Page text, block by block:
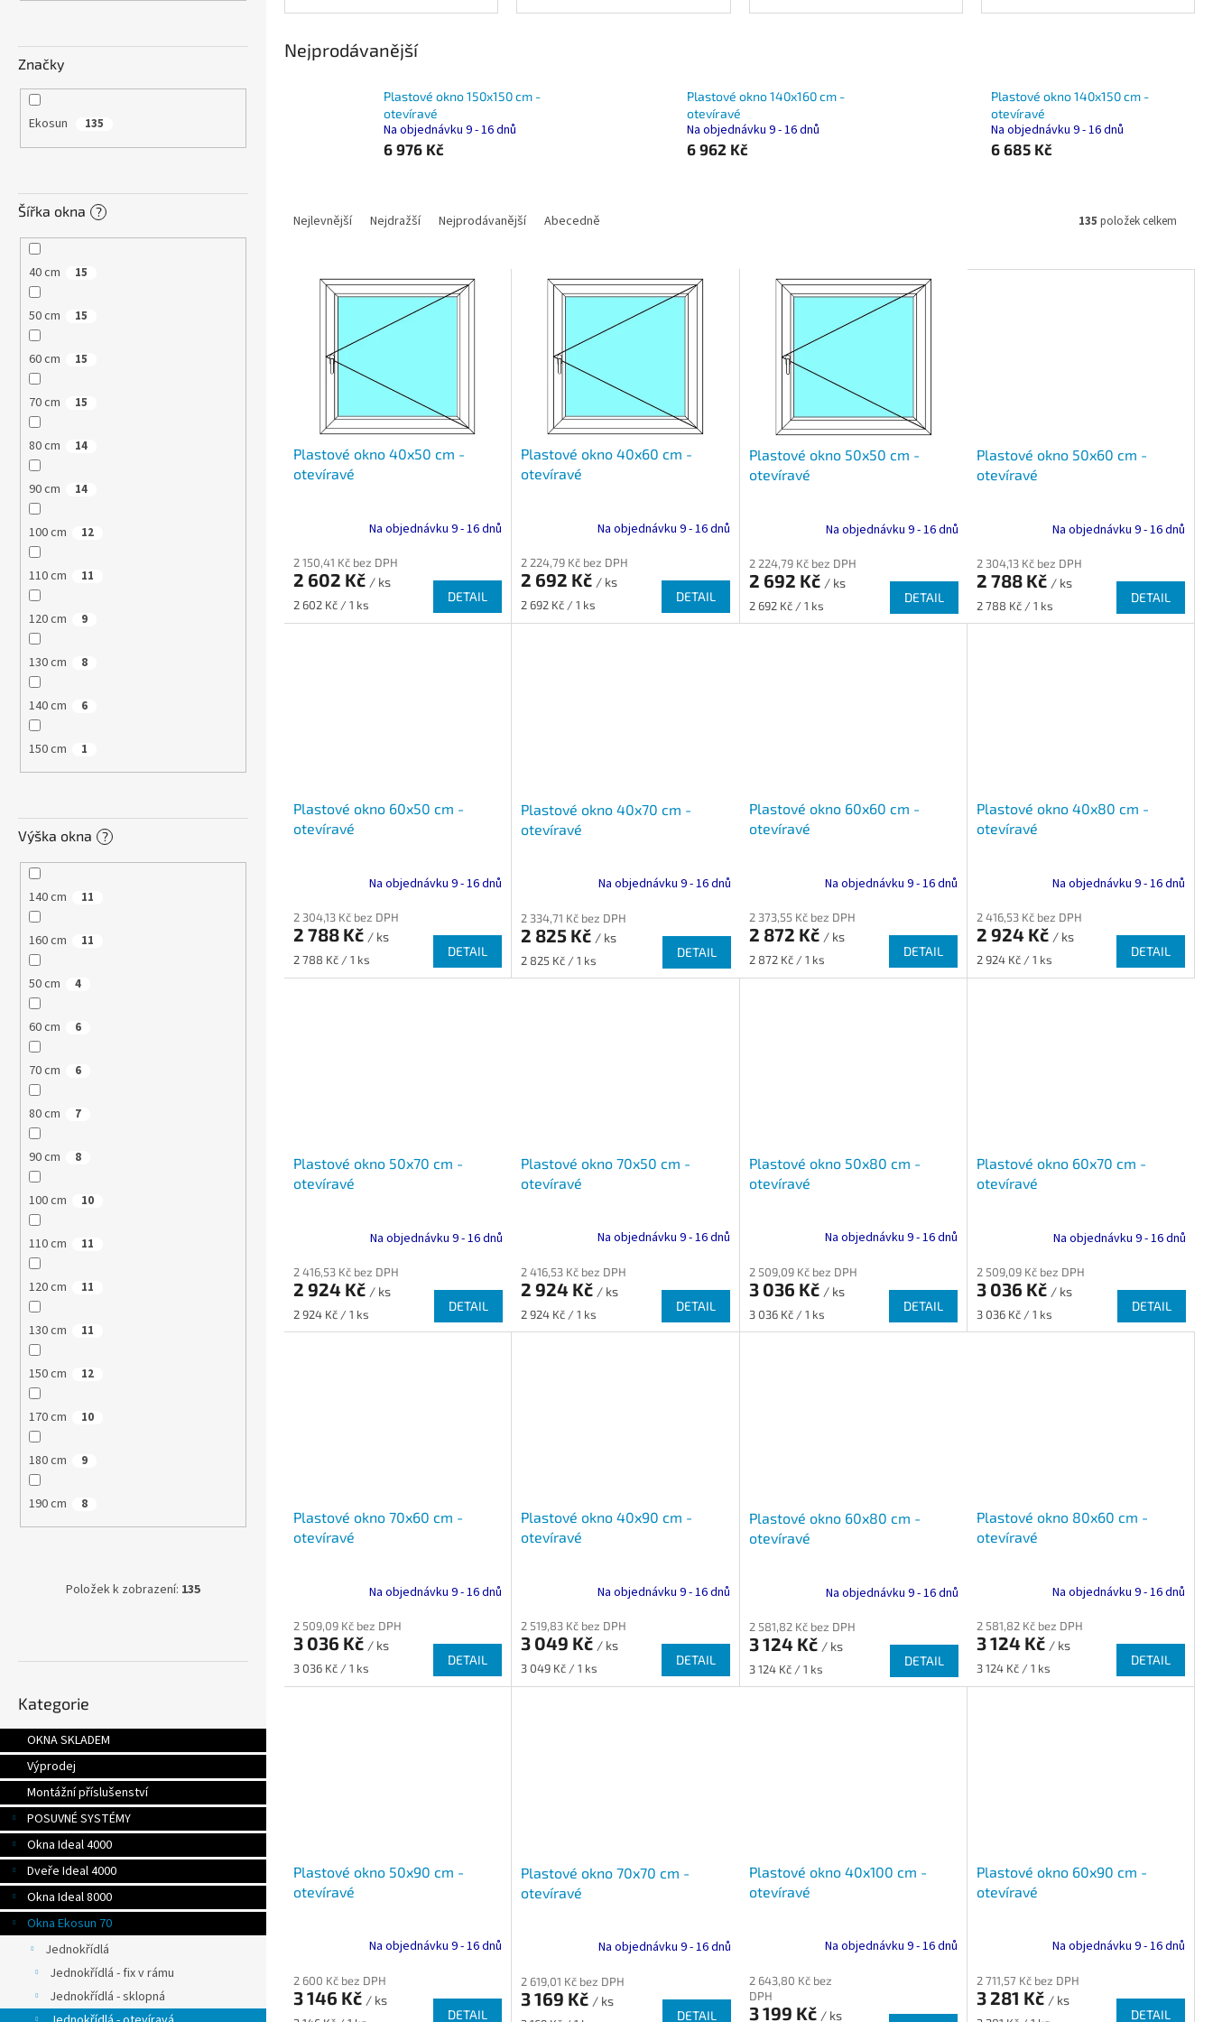
Značky
Ekosun 135
Šířka okna ?
40 cm 15
50 cm 15
60 cm 15
70 cm 15
80 cm 14
90 cm 14
100 cm 12
110 cm 11
120 cm 9
130 cm 8
140 cm 6
150 cm 1
Výška okna ?
140 cm 11
160 cm 11
50 cm 4
60 cm 6
70 cm 6
80 cm 7
90 cm 8
100 cm 10
110 cm 11
120 cm 11
130 cm 11
150 cm 12
170 cm 10
180 cm 9
190 cm 8
Položek k zobrazení: 135
kategorie
Kategorie
OKNA SKLADEM
Výprodej
Montážní příslušenství
POSUVNÉ SYSTÉMY
Okna Ideal 4000
Dveře Ideal 4000
Okna Ideal 8000
Okna Ekosun 70
Jednokřídlá
Jednokřídlá - fix v rámu
Jednokřídlá - sklopná
Nejprodávanější
Plastové okno 150x150 cm -
otevíravé
Na objednávku 9 - 16 dnů
6 976 Kč
Plastové okno 140x160 cm -
otevíravé
Na objednávku 9 - 16 dnů
6 962 Kč
Plastové okno 140x150 cm -
otevíravé
Na objednávku 9 - 16 dnů
6 685 Kč
Nejlevnější Nejdražší Nejprodávanější Abecedně 135 položek celkem
Plastové okno 40x50 cm -
otevíravé
Na objednávku 9 - 16 dnů
2 150,41 Kč bez DPH
2 602 Kč / ks
Měrná
cena:
2 602 Kč / 1 ks
DETAIL
Plastové okno 40x60 cm -
otevíravé
Na objednávku 9 - 16 dnů
2 224,79 Kč bez DPH
2 692 Kč / ks
Měrná
cena:
2 692 Kč / 1 ks
DETAIL
Plastové okno 50x50 cm -
otevíravé
Na objednávku 9 - 16 dnů
2 224,79 Kč bez DPH
2 692 Kč / ks
Měrná
cena:
2 692 Kč / 1 ks
DETAIL
Plastové okno 50x60 cm -
otevíravé
Na objednávku 9 - 16 dnů
2 304,13 Kč bez DPH
2 788 Kč / ks
Měrná
cena:
2 788 Kč / 1 ks
DETAIL
Plastové okno 60x50 cm -
otevíravé
Na objednávku 9 - 16 dnů
2 304,13 Kč bez DPH
2 788 Kč / ks
Měrná
2 788 Kč / 1 ks
DETAIL
Plastové okno 40x70 cm -
otevíravé
Na objednávku 9 - 16 dnů
2 334,71 Kč bez DPH
2 825 Kč / ks
Měrná
cena:
2 825 Kč / 1 ks
DETAIL
Plastové okno 60x60 cm -
otevíravé
Na objednávku 9 - 16 dnů
2 373,55 Kč bez DPH
2 872 Kč / ks
Měrná
2 872 Kč / 1 ks
DETAIL
Plastové okno 40x80 cm -
otevíravé
Na objednávku 9 - 16 dnů
2 416,53 Kč bez DPH
2 924 Kč / ks
Měrná
2 924 Kč / 1 ks
DETAIL
Plastové okno 50x70 cm -
otevíravé
Na objednávku 9 - 16 dnů
2 416,53 Kč bez DPH
2 924 Kč / ks
Měrná
cena:
2 924 Kč / 1 ks
DETAIL
Plastové okno 70x50 cm -
otevíravé
Na objednávku 9 - 16 dnů
2 416,53 Kč bez DPH
2 924 Kč / ks
Měrná
cena:
2 924 Kč / 1 ks
DETAIL
Plastové okno 50x80 cm -
otevíravé
Na objednávku 9 - 16 dnů
2 509,09 Kč bez DPH
3 036 Kč / ks
Měrná
cena:
3 036 Kč / 1 ks
DETAIL
Plastové okno 60x70 cm -
otevíravé
Na objednávku 9 - 16 dnů
2 509,09 Kč bez DPH
3 036 Kč / ks
Měrná
cena:
3 036 Kč / 1 ks
DETAIL
Plastové okno 70x60 cm -
otevíravé
Na objednávku 9 - 16 dnů
2 509,09 Kč bez DPH
3 036 Kč / ks
Měrná
cena:
3 036 Kč / 1 ks
DETAIL
Plastové okno 40x90 cm -
otevíravé
Na objednávku 9 - 16 dnů
2 519,83 Kč bez DPH
3 049 Kč / ks
Měrná
cena:
3 049 Kč / 1 ks
DETAIL
Plastové okno 60x80 cm -
otevíravé
Na objednávku 9 - 16 dnů
2 581,82 Kč bez DPH
3 124 Kč / ks
Měrná
cena:
3 124 Kč / 1 ks
DETAIL
Plastové okno 80x60 cm -
otevíravé
Na objednávku 9 - 16 dnů
2 581,82 Kč bez DPH
3 124 Kč / ks
Měrná
cena:
3 124 Kč / 1 ks
DETAIL
Plastové okno 50x90 cm -
otevíravé
Na objednávku 9 - 16 dnů
2 600 Kč bez DPH
3 146 Kč / ks
DETAIL
Plastové okno 70x70 cm -
otevíravé
Na objednávku 9 - 16 dnů
2 619,01 Kč bez DPH
3 169 Kč / ks
DETAIL
Plastové okno 40x100 cm -
otevíravé
Na objednávku 9 - 16 dnů
2 643,80 Kč bez
DPH
3 199 Kč / ks
Plastové okno 60x90 cm -
otevíravé
Na objednávku 9 - 16 dnů
2 711,57 Kč bez DPH
3 281 Kč / ks
DETAIL